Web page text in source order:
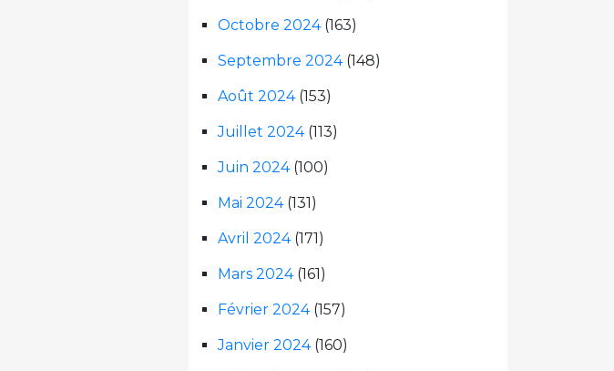
Octobre 2024(163)
Septembre 2024(148)
Août 2024(153)
Juillet 2024(113)
Juin 2024(100)
Mai 2024(131)
Avril 2024(171)
Mars 2024(161)
Février 2024(157)
Janvier 2024(160)